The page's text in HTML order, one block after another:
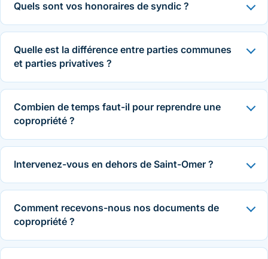
Quels sont vos honoraires de syndic ?
Quelle est la différence entre parties communes
et parties privatives ?
Combien de temps faut-il pour reprendre une
copropriété ?
Intervenez-vous en dehors de Saint-Omer ?
Comment recevons-nous nos documents de
copropriété ?